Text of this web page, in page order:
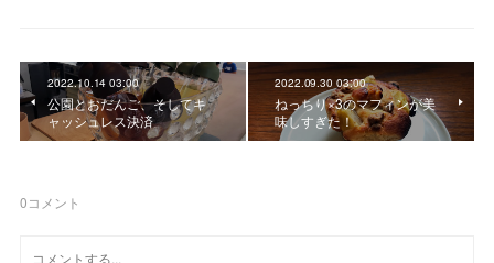
2022.10.14 03:00
公園とおだんご、そしてキ
ャッシュレス決済
2022.09.30 03:00
ねっちり×3のマフィンが美
味しすぎた！
0コメント